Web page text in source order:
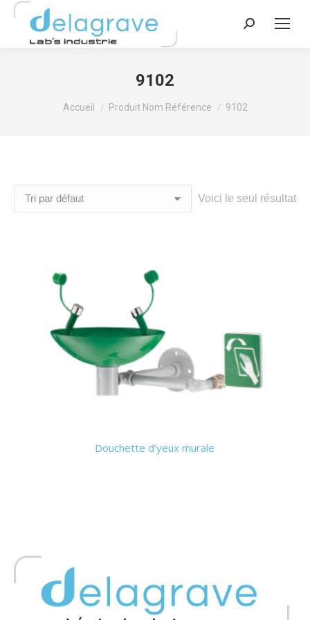
Recherche
9102
Vous êtes ici :
Accueil Produit Nom Référence 9102
Voici le seul résultat
Douchette d’yeux murale